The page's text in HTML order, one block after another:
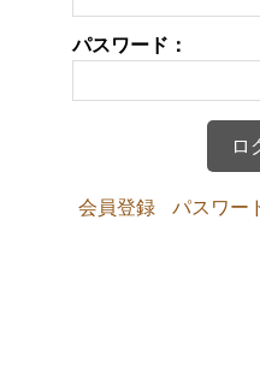
パスワード：
会員登録 パスワー